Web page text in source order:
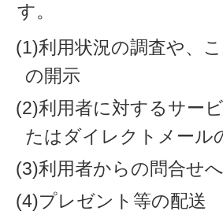
す。
(1)利用状況の調査や、
の開示
(2)利用者に対するサー
たはダイレクトメール
(3)利用者からの問合せ
(4)プレゼント等の配送